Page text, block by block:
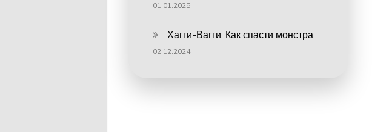
01.01.2025
Хагги-Вагги. Как спасти монстра.
02.12.2024